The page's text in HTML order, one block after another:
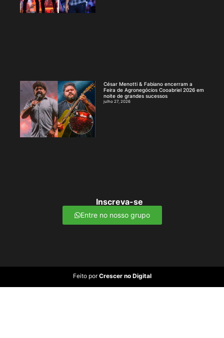
César Menotti & Fabiano encerram a
Feira de Agronegócios Cooabriel 2026 em
noite de grandes sucessos
julho 27, 2026
Inscreva-se
Entre no nosso grupo
Feito por Crescer no Digital